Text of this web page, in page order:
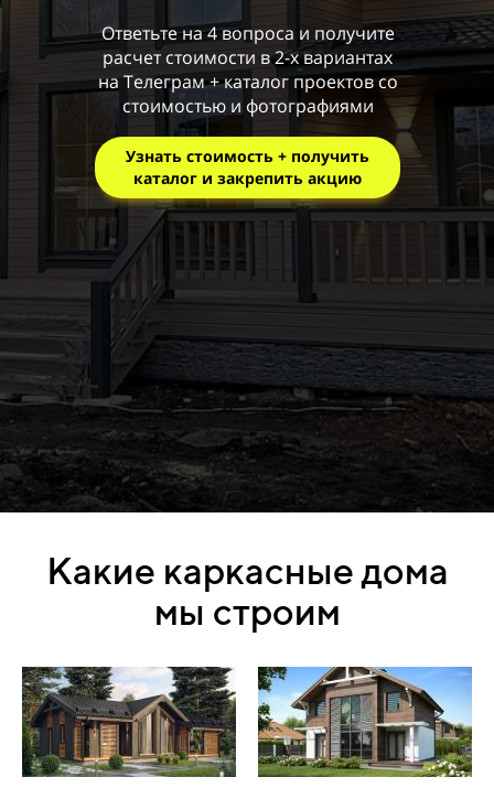
Ответьте на 4 вопроса и получите
расчет стоимости в 2-х вариантах
на Телеграм + каталог проектов со
стоимостью и фотографиями
Узнать стоимость + получить
каталог и закрепить акцию
Какие каркасные дома
мы строим